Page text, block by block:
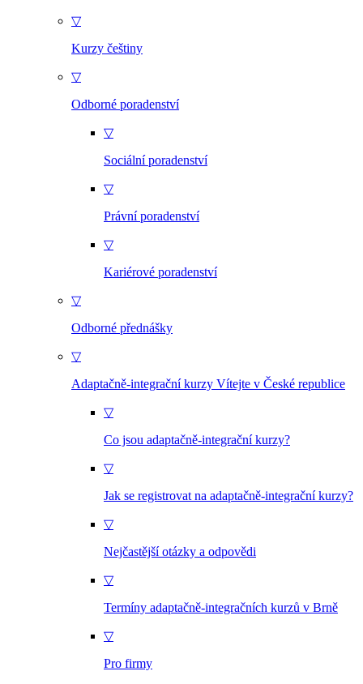
▽
Kurzy češtiny
▽
Odborné poradenství
▽
Sociální poradenství
▽
Právní poradenství
▽
Kariérové poradenství
▽
Odborné přednášky
▽
Adaptačně-integrační kurzy Vítejte v České republice
▽
Co jsou adaptačně-integrační kurzy?
▽
Jak se registrovat na adaptačně-integrační kurzy?
▽
Nejčastější otázky a odpovědi
▽
Termíny adaptačně-integračních kurzů v Brně
▽
Pro firmy